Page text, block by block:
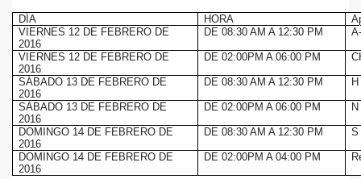
DÍA HORA
VIERNES 12 DE FEBRERO DE
2016
DE 08:30 AM A 12:30 PM
VIERNES 12 DE FEBRERO DE
2016
DE 02:00PM A 06:00 PM
SÁBADO 13 DE FEBRERO DE
2016
DE 08:30 AM A 12:30 PM
SÁBADO 13 DE FEBRERO DE
2016
DE 02:00PM A 06:00 PM
DOMINGO 14 DE FEBRERO DE
2016
DE 08:30 AM A 12:30 PM S
DOMINGO 14 DE FEBRERO DE
2016
DE 02:00PM A 04:00 PM
encuesta
39%
PRESIDENTES Y VICEPRESIDENTES REGIONALES
y saque sus conclusiones.